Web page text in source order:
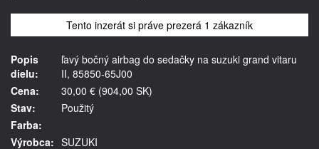
Tento inzerát si práve prezerá 1 zákazník
Popis
dielu:
ľavý bočný airbag do sedačky na suzuki grand vitaru
II, 85850-65J00
Cena:
30,00 € (904,00 SK)
Stav:
Použitý
Farba:
Výrobca: SUZUKI